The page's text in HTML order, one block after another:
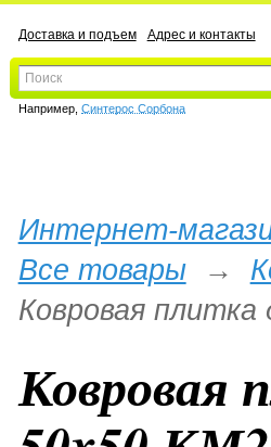
Доставка и подъем Адрес и контакты
Например, Синтерос Сорбона
Интернет-
Все товары→
Ковровая
Ковровая